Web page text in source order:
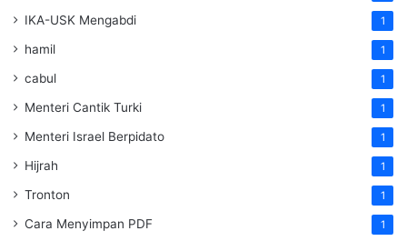
IKA-USK Mengabdi 1
hamil 1
cabul 1
Menteri Cantik Turki 1
Menteri Israel Berpidato 1
Hijrah 1
Tronton 1
Cara Menyimpan PDF 1